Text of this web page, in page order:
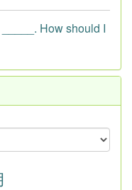
How should I